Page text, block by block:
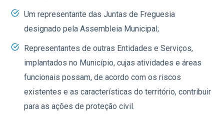
Um representante das Juntas de Freguesia
designado pela Assembleia Municipal;
Representantes de outras Entidades e Serviços,
implantados no Município, cujas atividades e áreas
funcionais possam, de acordo com os riscos
existentes e as características do território, contribuir
para as ações de proteção civil.